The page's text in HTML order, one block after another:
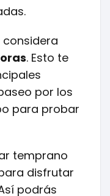
. Esto te
por los
para probar
temprano
disfrutar
podrás